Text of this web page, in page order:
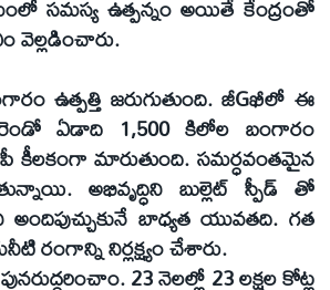
సమస్య ఉత్పన్నం అయితే కేంద్రంతో
వెల్లడించారు.
ఉత్పత్తి జరుగుతుంది. జీGఖీలో ఈ
రెండో ఏడాది 1,500 కిలోల బంగారం
కీలకంగా మారుతుంది. సమర్ధవంతమైన
అభివృద్ధిని బుల్లెట్ స్పీడ్ తో
బాధ్యత యువతది. గత
రంగాన్ని నిర్లక్ష్యం చేశారు.
23 నెలల్లో 23 లక్షల కోట్ల